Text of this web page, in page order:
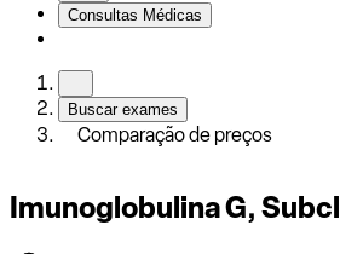
Consultas Médicas
Buscar exames
Comparação de preços
Imunoglobulina G,